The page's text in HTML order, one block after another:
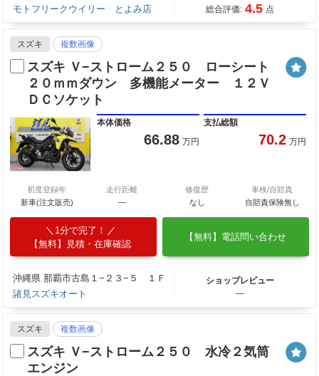
モトフリークウイリー とよみ店
総合評価: 4.5 点
スズキ 複数画像
スズキ Ｖ−ストローム２５０ ローシート
２０ｍｍダウン 多機能メーター １２Ｖ
ＤＣソケット
本体価格
66.88 万円
支払総額
70.2 万円
初度登録年
新車(注文販売)
走行距離
―
修復歴
なし
車検/自賠責
自賠責保険無し
1分で完了！
【無料】見積・在庫確認
【無料】電話問い合わせ
沖縄県 那覇市古島１−２３−５ １Ｆ
諸見スズキオート
ショップレビュー
―
スズキ 複数画像
スズキ Ｖ−ストローム２５０ 水冷２気筒
エンジン